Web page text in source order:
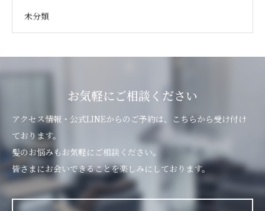
未分類
お気軽にご相談ください
アクセス情報・公式LINEからのご予約は、こちらから受け付け
ております。
髪のお悩みもお気軽にご相談ください。
皆さまにお会いできることを楽しみにしております。